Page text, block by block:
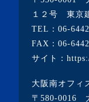
・2022年4月
・2022年3月
・2021年12月
１２号 東京
TEL： 06-
FAX：06-
サイト：
大阪南オフィ
〒580-0016